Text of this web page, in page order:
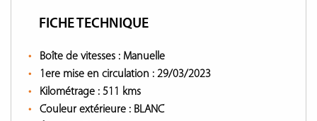
FICHE TECHNIQUE
Boîte de vitesses : Manuelle
1ere mise en circulation : 29/03/2023
Kilométrage : 511 kms
Couleur extérieure : BLANC